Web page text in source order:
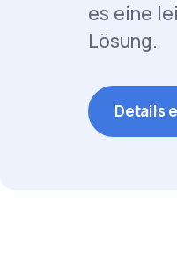
es eine
Lösung.
Details